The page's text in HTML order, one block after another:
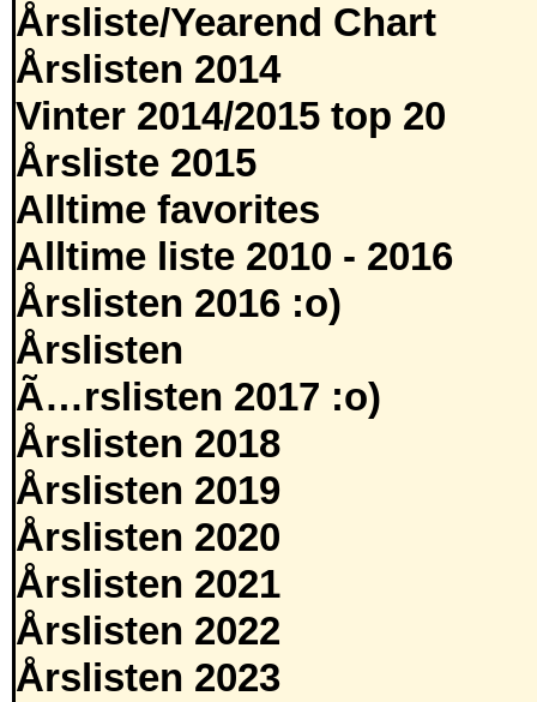
Årsliste/Yearend Chart
Årslisten 2014
Vinter 2014/2015 top 20
Årsliste 2015
Alltime favorites
Alltime liste 2010 - 2016
Årslisten 2016 :o)
Årslisten
Ã…rslisten 2017 :o)
Årslisten 2018
Årslisten 2019
Årslisten 2020
Årslisten 2021
Årslisten 2022
Årslisten 2023